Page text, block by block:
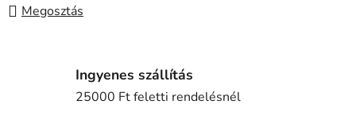
Megosztás
Ingyenes szállítás
25000 Ft feletti rendelésnél